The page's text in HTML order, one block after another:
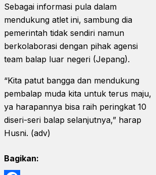
Sebagai informasi pula dalam
mendukung atlet ini, sambung dia
pemerintah tidak sendiri namun
berkolaborasi dengan pihak agensi
team balap luar negeri (Jepang).
“Kita patut bangga dan mendukung
pembalap muda kita untuk terus maju,
ya harapannya bisa raih peringkat 10
diseri-seri balap selanjutnya,” harap
Husni. (adv)
Bagikan: